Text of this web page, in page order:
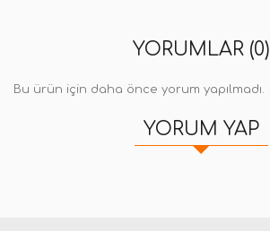
YORUMLAR (0)
Bu ürün için daha önce yorum yapılmadı.
YORUM YAP